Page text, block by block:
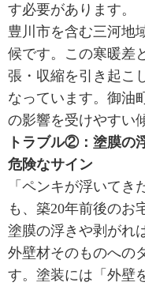
す必要があります。
豊川市を含む三河地
候です。この寒暖差
張・収縮を引き起こ
なっています。御油
の影響を受けやすい
トラブル②：塗膜
危険なサイン
「ペンキが浮いて
も、築20年前後のお
塗膜の浮きや剥がれ
外壁材そのものへの
す。塗装には「外壁